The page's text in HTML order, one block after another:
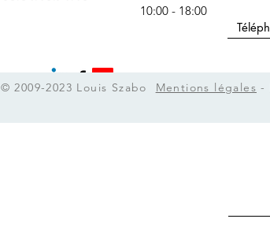
10:00 - 18:00
© 2009-2023 Louis Szabo Mentions légales -